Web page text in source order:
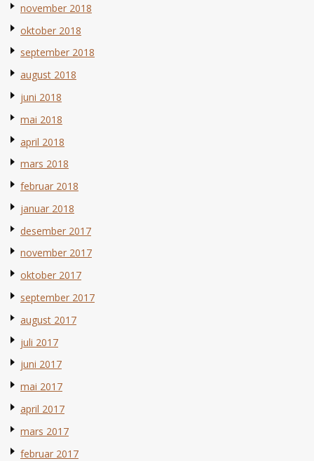
november 2018
oktober 2018
september 2018
august 2018
juni 2018
mai 2018
april 2018
mars 2018
februar 2018
januar 2018
desember 2017
november 2017
oktober 2017
september 2017
august 2017
juli 2017
juni 2017
mai 2017
april 2017
mars 2017
februar 2017